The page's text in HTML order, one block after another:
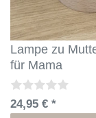
Lampe zu
für Mama
24,95 € *